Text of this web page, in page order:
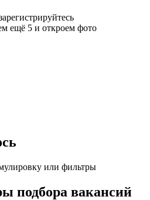
ещё 5 и откроем фото
или фильтры
подбора вакансий